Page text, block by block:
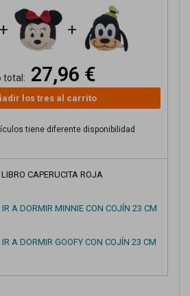
+ +
total: 27,96 €
los tres al carrito
tiene diferente disponibilidad
LIBRO CAPERUCITA ROJA
A DORMIR MINNIE CON COJÍN 23 CM
A DORMIR GOOFY CON COJÍN 23 CM